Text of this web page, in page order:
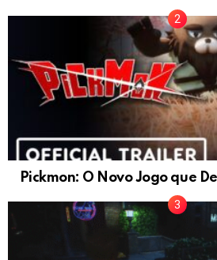
Pickmon: O Novo Jogo que